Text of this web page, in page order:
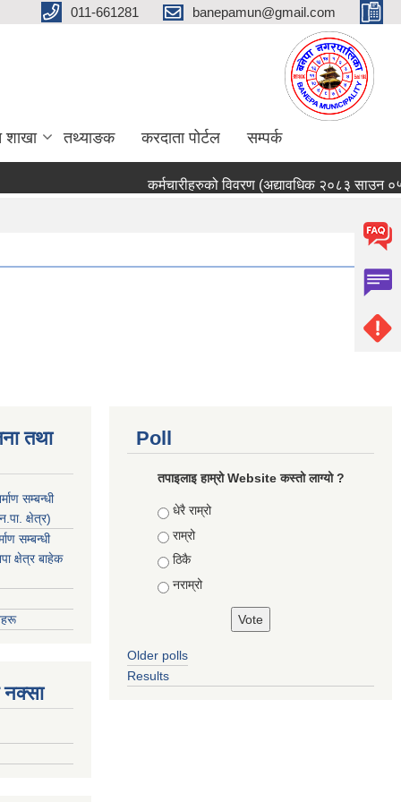
011-661281 banepamun@gmail.com
शाखा तथ्याङक करदाता पोर्टल सम्पर्क
कर्मचारीहरुको विवरण (अद्यावधिक २०८३ साउन ०५
तथा
सम्बन्धी
क्षेत्र)
सम्बन्धी
क्षेत्र बाहेक
नक्सा
Poll
तपाइलाइ हाम्रो Website कस्तो लाग्यो ?
Choices
धेरै राम्रो
राम्रो
ठिकै
नराम्रो
Older polls
Results